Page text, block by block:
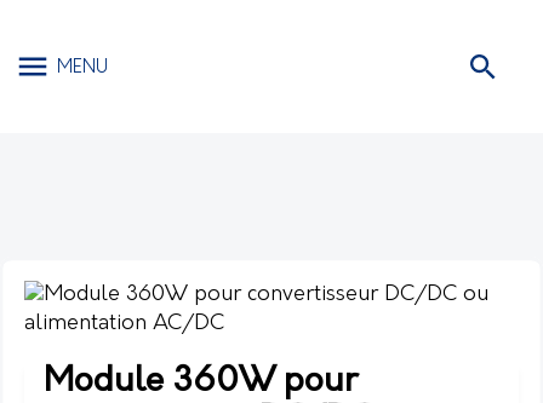
MENU
Module 360W pour